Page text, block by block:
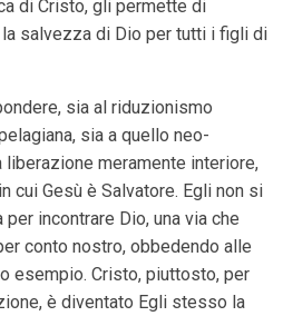
di Cristo, gli permette di
salvezza di Dio per tutti i figli di
sia al riduzionismo
sia a quello neo-
meramente interiore,
cui Gesù è Salvatore. Egli non si
incontrare Dio, una via che
conto nostro, obbedendo alle
esempio. Cristo, piuttosto, per
è diventato Egli stesso la